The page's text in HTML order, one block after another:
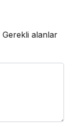
Gerekli alanlar